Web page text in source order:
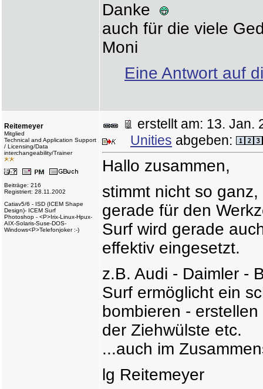
Danke
auch für die viele
Moni
Eine Antwort auf
Reitemeyer
Mitglied
Technical and Application Support
/ Licensing/Data
interchangeability/Trainer
Beiträge: 216
Registriert: 28.11.2002
Catiav5/6 - ISD (ICEM Shape
Design)- ICEM Surf
Photoshop - <P>Irix-Linux-Hpux-
AIX-Solaris-Suse-DOS-
Windows<P>Telefonjoker :-)
erstellt am: 13.
Unities abgeben:
Hallo zusammen,
stimmt nicht so
gerade für den
Surf wird gerade
effektiv eingesetzt.
z.B. Audi - Daimler -
Surf ermöglicht ein
bombieren -
der Ziehwülste etc.
...auch im
lg Reitemeyer